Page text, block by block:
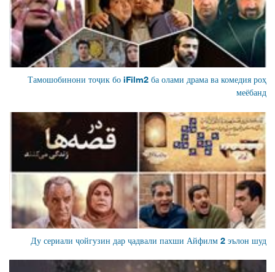
Ду сериали ҷойгузин дар ҷадвали пахши Айфилм 2 эълон шуд
Тамошобинони тоҷик бо iFilm2 ба олами драма ва комедия роҳ
меёбанд